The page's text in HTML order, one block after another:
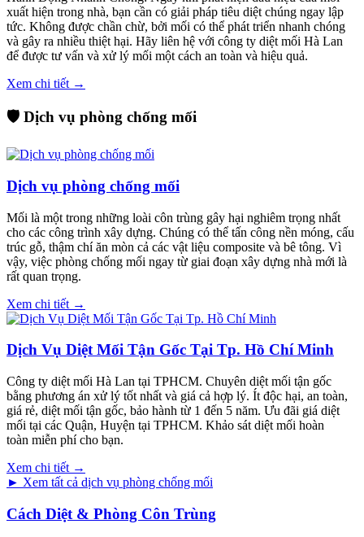
xuất hiện trong nhà, bạn cần có giải pháp tiêu diệt chúng ngay lập
tức. Không được chần chừ, bởi mối có thể phát triển nhanh chóng
và gây ra nhiều thiệt hại. Hãy liên hệ với công ty diệt mối Hà Lan
để được tư vấn và xử lý mối một cách an toàn và hiệu quả.
Xem chi tiết →
🛡️ Dịch vụ phòng chống mối
Dịch vụ phòng chống mối
Mối là một trong những loài côn trùng gây hại nghiêm trọng nhất
cho các công trình xây dựng. Chúng có thể tấn công nền móng, cấu
trúc gỗ, thậm chí ăn mòn cả các vật liệu composite và bê tông. Vì
vậy, việc phòng chống mối ngay từ giai đoạn xây dựng nhà mới là
rất quan trọng.
Xem chi tiết →
Dịch Vụ Diệt Mối Tận Gốc Tại Tp. Hồ Chí Minh
Công ty diệt mối Hà Lan tại TPHCM. Chuyên diệt mối tận gốc
bằng phương án xử lý tốt nhất và giá cả hợp lý. Ít độc hại, an toàn,
giá rẻ, diệt mối tận gốc, bảo hành từ 1 đến 5 năm. Ưu đãi giá diệt
mối tại các Quận, Huyện tại TPHCM. Khảo sát diệt mối hoàn
toàn miễn phí cho bạn.
Xem chi tiết →
► Xem tất cả dịch vụ phòng chống mối
Cách Diệt & Phòng Côn Trùng